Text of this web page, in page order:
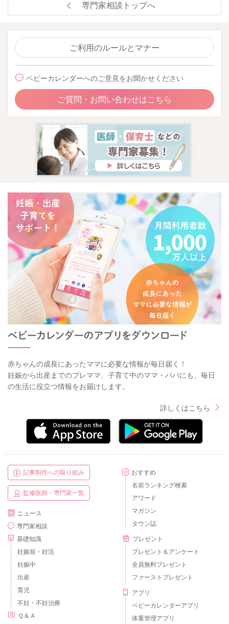
専門家相談トップへ
ご利用のルールとマナー
ベビーカレンダーへのご意見をお聞かせください
ご質問・お問い合わせはこちら
赤ちゃんの成長にあったママに必要な情報が毎日届く！
妊娠から出産までのプレママ、子育て中のママ・パパにも、毎日
の生活に役立つ情報をお届けします。
詳しくはこちら
記事制作への取り組み
監修医師・専門家一覧
ニュース
専門家相談
基礎知識
妊娠前・妊活
妊娠中
出産
育児
不妊・不妊治療
Ｑ＆Ａ
おすすめ
名前ランキング検索
アワード
マガジン
タウン誌
プレゼント
プレゼント＆アンケート
全員無料プレゼント
ファーストプレゼント
アプリ
ベビーカレンダーアプリ
体重管理アプリ